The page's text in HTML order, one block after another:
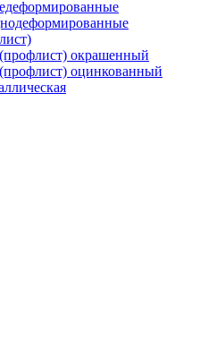
окрашенный
оцинкованный